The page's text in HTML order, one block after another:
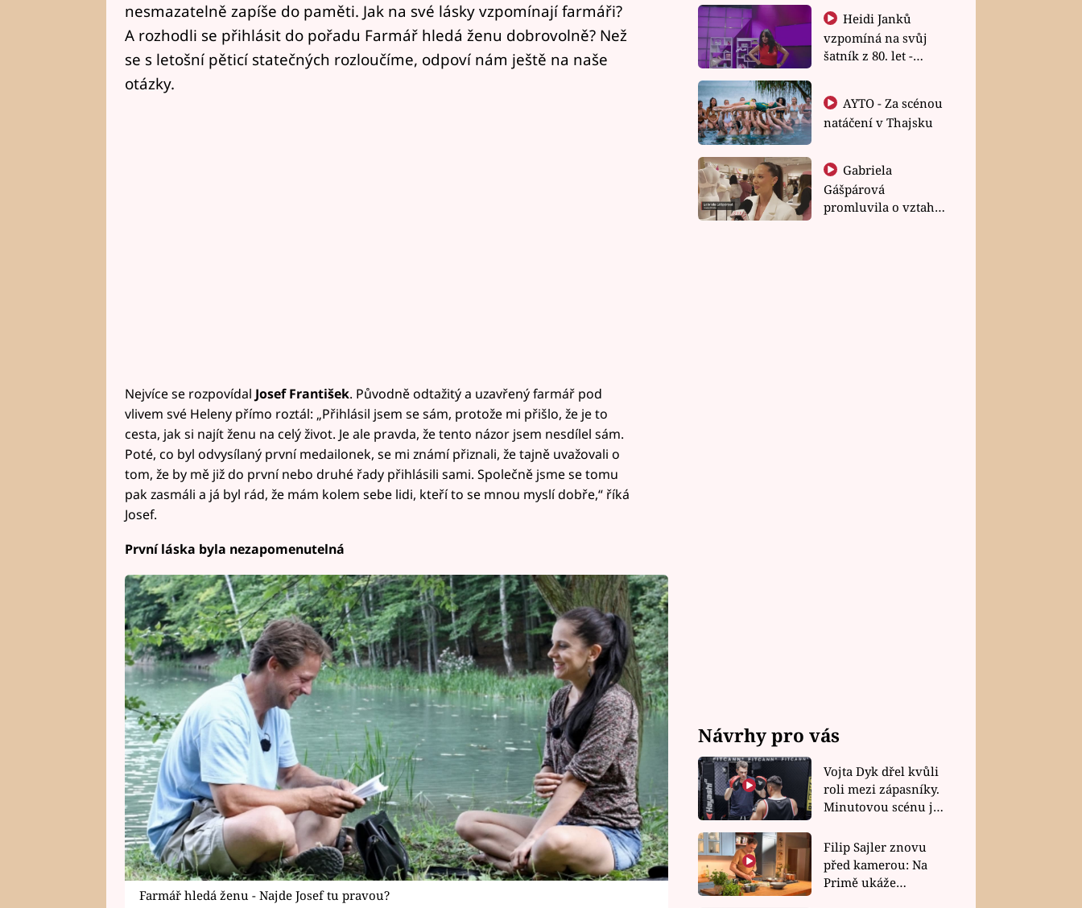
nesmazatelně zapíše do paměti. Jak na své lásky vzpomínají farmáři?
A rozhodli se přihlásit do pořadu Farmář hledá ženu dobrovolně? Než
se s letošní pěticí statečných rozloučíme, odpoví nám ještě na naše
otázky.
Nejvíce se rozpovídal Josef František. Původně odtažitý a uzavřený farmář pod
vlivem své Heleny přímo roztál: „Přihlásil jsem se sám, protože mi přišlo, že je to
cesta, jak si najít ženu na celý život. Je ale pravda, že tento názor jsem nesdílel sám.
Poté, co byl odvysílaný první medailonek, se mi známí přiznali, že tajně uvažovali o
tom, že by mě již do první nebo druhé řady přihlásili sami. Společně jsme se tomu
pak zasmáli a já byl rád, že mám kolem sebe lidi, kteří to se mnou myslí dobře,“ říká
Josef.
První láska byla nezapomenutelná
Farmář hledá ženu - Najde Josef tu pravou?
Heidi Janků
vzpomíná na svůj
šatník z 80. let -
natáčení v Thajsku
Gabriela
Gášpárová
promluvila o vztahu
Návrhy pro vás
Vojta Dyk dřel kvůli
roli mezi zápasníky.
Minutovou scénu jel
Filip Sajler znovu
před kamerou: Na
Primě ukáže